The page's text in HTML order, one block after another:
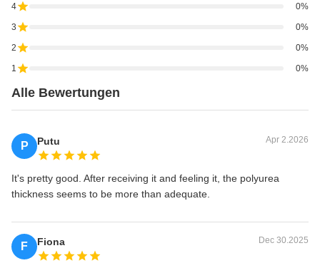
4 0%
3 0%
2 0%
1 0%
Alle Bewertungen
P Putu Apr 2.2026
It's pretty good. After receiving it and feeling it, the polyurea
thickness seems to be more than adequate.
F Fiona Dec 30.2025